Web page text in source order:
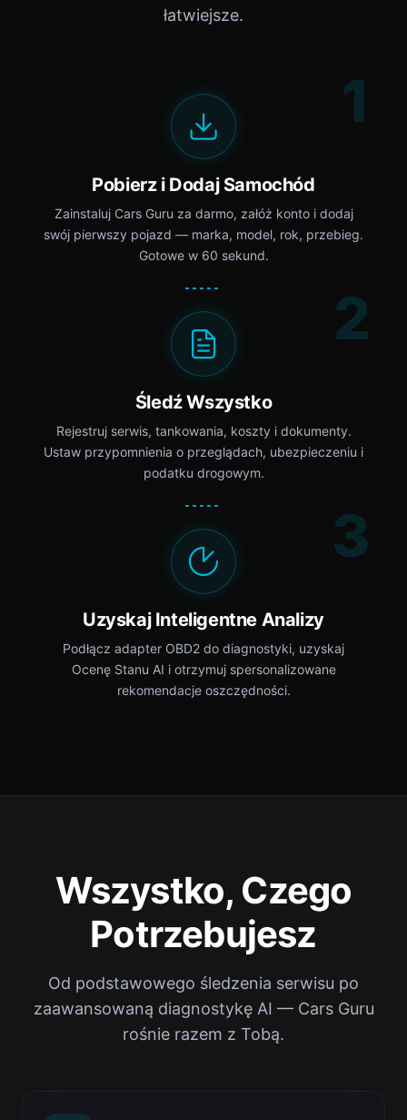
łatwiejsze.
1
Pobierz i Dodaj Samochód
Zainstaluj Cars Guru za darmo, załóż konto i dodaj
swój pierwszy pojazd — marka, model, rok, przebieg.
Gotowe w 60 sekund.
2
Śledź Wszystko
Rejestruj serwis, tankowania, koszty i dokumenty.
Ustaw przypomnienia o przeglądach, ubezpieczeniu i
podatku drogowym.
3
Uzyskaj Inteligentne Analizy
Podłącz adapter OBD2 do diagnostyki, uzyskaj
Ocenę Stanu AI i otrzymuj spersonalizowane
rekomendacje oszczędności.
Wszystko, Czego
Potrzebujesz
Od podstawowego śledzenia serwisu po
zaawansowaną diagnostykę AI — Cars Guru
rośnie razem z Tobą.